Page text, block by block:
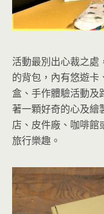
活動最別出心裁之處
的背包，內有悠遊卡
盒、手作體驗活動及
著一顆好奇的心及繪
店、皮件廠、咖啡館
旅行樂趣。